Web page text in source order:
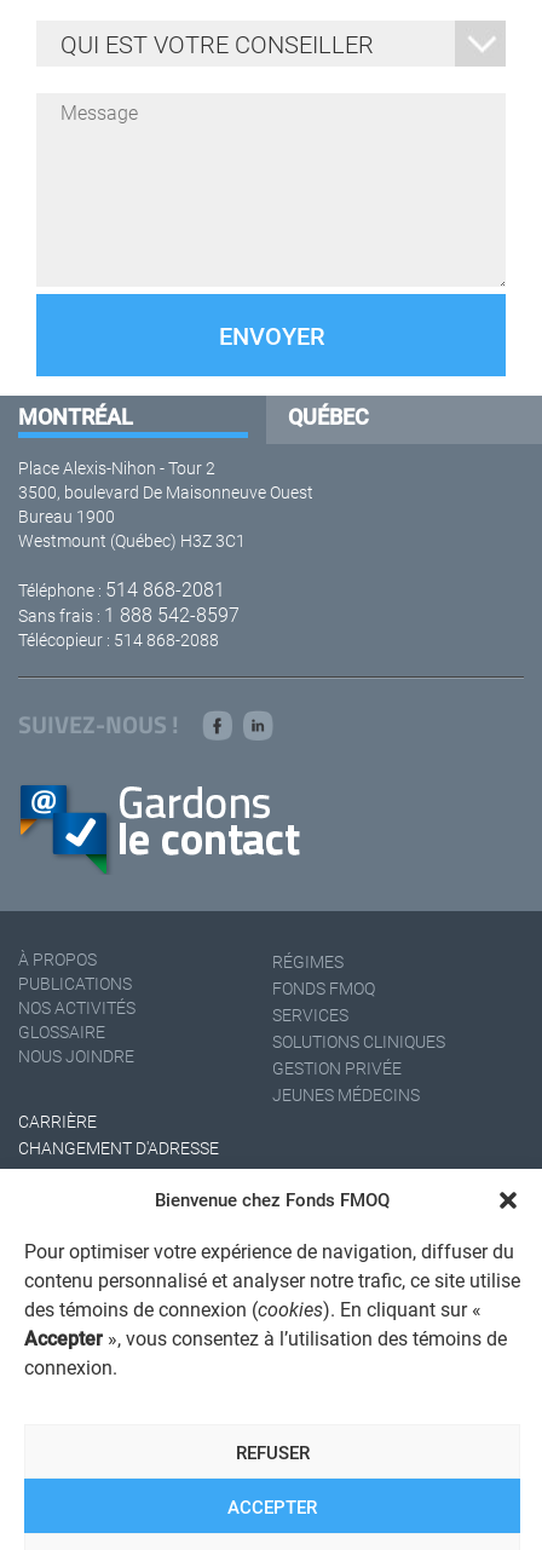
Bienvenue chez Fonds FMOQ
Pour optimiser votre expérience de navigation, diffuser du
contenu personnalisé et analyser notre trafic, ce site utilise
des témoins de connexion (cookies). En cliquant sur «
Accepter », vous consentez à l’utilisation des témoins de
connexion.
ACCEPTER
REFUSER
Message
MONTRÉAL QUÉBEC
Place Alexis-Nihon - Tour 2
3500, boulevard De Maisonneuve Ouest
Bureau 1900
Westmount (Québec) H3Z 3C1
Téléphone : 514 868-2081
Sans frais : 1 888 542-8597
Télécopieur : 514 868-2088
SUIVEZ-NOUS !
À PROPOS
PUBLICATIONS
NOS ACTIVITÉS
GLOSSAIRE
NOUS JOINDRE
RÉGIMES
FONDS FMOQ
SERVICES
SOLUTIONS CLINIQUES
GESTION PRIVÉE
JEUNES MÉDECINS
CARRIÈRE
CHANGEMENT D'ADRESSE
AVIS JURIDIQUE GÉNÉRAL
REGISTRE DES CONFLITS D'INTÉRÊTS
LIENS UTILES